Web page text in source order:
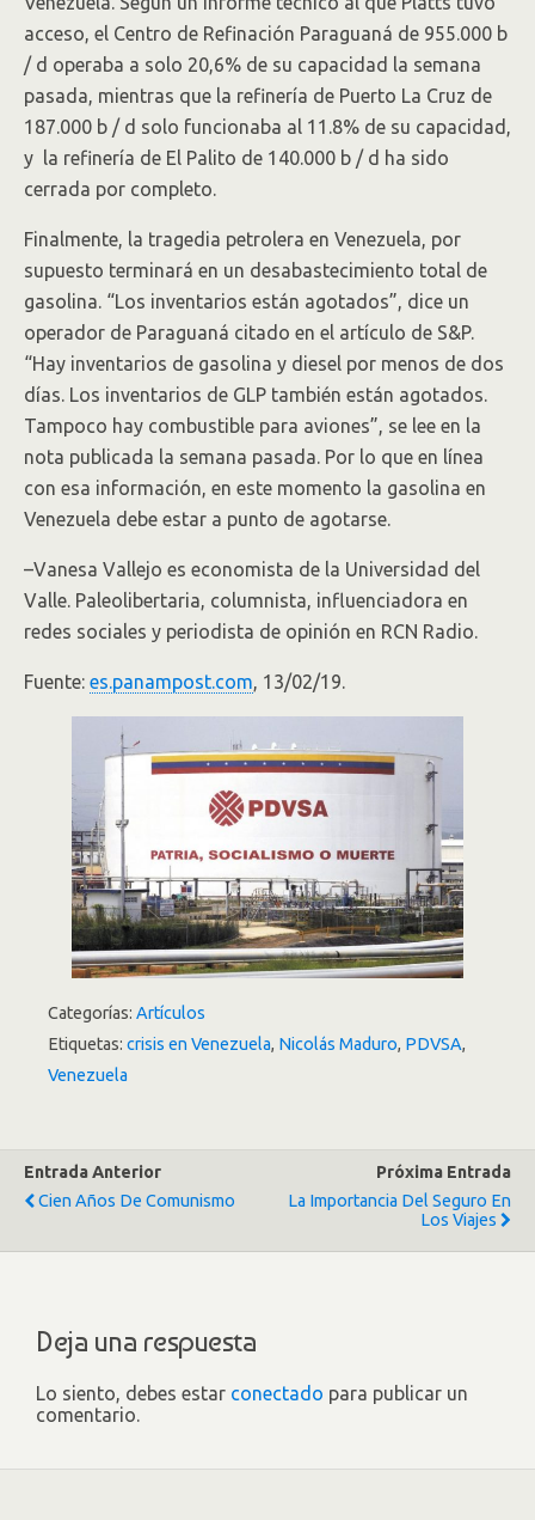
acceso, el Centro de Refinación Paraguaná de 955.000 b
/ d operaba a solo 20,6% de su capacidad la semana
pasada, mientras que la refinería de Puerto La Cruz de
187.000 b / d solo funcionaba al 11.8% de su capacidad,
y la refinería de El Palito de 140.000 b / d ha sido
cerrada por completo.
Finalmente, la tragedia petrolera en Venezuela, por
supuesto terminará en un desabastecimiento total de
gasolina. “Los inventarios están agotados”, dice un
operador de Paraguaná citado en el artículo de S&P.
“Hay inventarios de gasolina y diesel por menos de dos
días. Los inventarios de GLP también están agotados.
Tampoco hay combustible para aviones”, se lee en la
nota publicada la semana pasada. Por lo que en línea
con esa información, en este momento la gasolina en
Venezuela debe estar a punto de agotarse.
–Vanesa Vallejo es economista de la Universidad del
Valle. Paleolibertaria, columnista, influenciadora en
redes sociales y periodista de opinión en RCN Radio.
Fuente: es.panampost.com, 13/02/19.
Categorías: Artículos
Etiquetas: crisis en Venezuela, Nicolás Maduro, PDVSA,
Venezuela
Entrada Anterior
Cien Años De Comunismo
Próxima Entrada
La Importancia Del Seguro En
Los Viajes
Deja una respuesta
Lo siento, debes estar conectado para publicar un
comentario.